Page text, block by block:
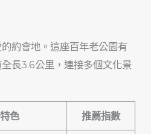
約會地。這座百年老公園有
長3.6公里，連接多個文化景
特色 推薦指數